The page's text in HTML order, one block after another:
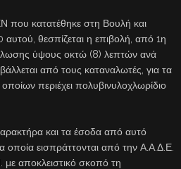
που κατατέθηκε στη Βουλή και
θεσπίζεται η επιβολή, από 1η
ύψους οκτώ (8) λεπτών ανά
από τους καταναλωτές, για τα
περιέχει πολυβινυλοχλωρίδιο
και τα έσοδα από αυτό
οποία εισπράττονται από την Α.Α.Δ.Ε.
με αποκλειστικό σκοπό τη